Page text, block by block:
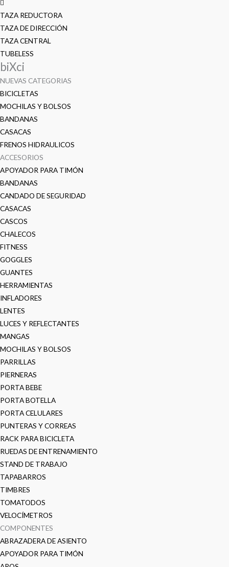
TAZA REDUCTORA
TAZA DE DIRECCIÓN
TAZA CENTRAL
TUBELESS
biXci
NUEVAS CATEGORIAS
BICICLETAS
MOCHILAS Y BOLSOS
BANDANAS
CASACAS
FRENOS HIDRAULICOS
ACCESORIOS
APOYADOR PARA TIMÓN
BANDANAS
CANDADO DE SEGURIDAD
CASACAS
CASCOS
CHALECOS
FITNESS
GOGGLES
GUANTES
HERRAMIENTAS
INFLADORES
LENTES
LUCES Y REFLECTANTES
MANGAS
MOCHILAS Y BOLSOS
PARRILLAS
PIERNERAS
PORTA BEBE
PORTA BOTELLA
PORTA CELULARES
PUNTERAS Y CORREAS
RACK PARA BICICLETA
RUEDAS DE ENTRENAMIENTO
STAND DE TRABAJO
TAPABARROS
TIMBRES
TOMATODOS
VELOCÍMETROS
COMPONENTES
ABRAZADERA DE ASIENTO
APOYADOR PARA TIMÓN